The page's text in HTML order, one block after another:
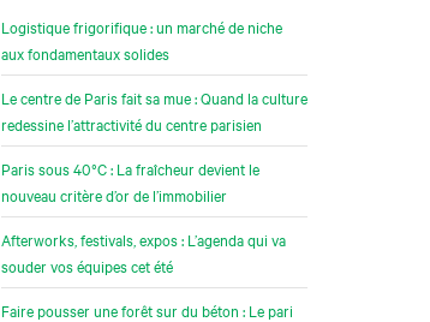
Logistique frigorifique : un marché de niche
aux fondamentaux solides
Le centre de Paris fait sa mue : Quand la culture
redessine l’attractivité du centre parisien
Paris sous 40°C : La fraîcheur devient le
nouveau critère d’or de l’immobilier
Afterworks, festivals, expos : L’agenda qui va
souder vos équipes cet été
Faire pousser une forêt sur du béton : Le pari